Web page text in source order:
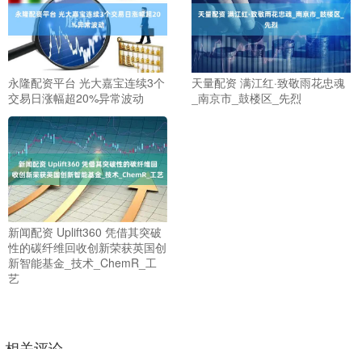
永隆配资平台 光大嘉宝连续3个
交易日涨幅超20%异常波动
天量配资 满江红·致敬雨花忠魂
_南京市_鼓楼区_先烈
新闻配资 Uplift360 凭借其突破
性的碳纤维回收创新荣获英国创
新智能基金_技术_ChemR_工
艺